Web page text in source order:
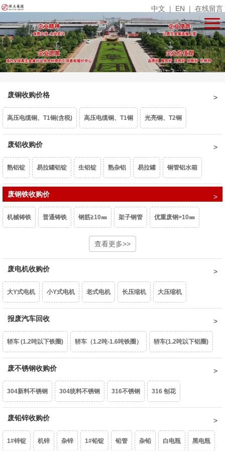
中文 | EN | 在线留言
废铜收购价格
高压电缆铜、T1铜(含税) 高压电缆铜、T1铜 光亮铜、T2铜
单线光亮铜
废紫杂铜、热水器（乘品位） 锡青铜95、663（乘品位） 机铜
黄杂铜 铁黄铜
废铝收购价
熟铝锭 易拉罐铝锭 生铝锭 熟杂铝 易拉罐 铜管铝水箱
1系白料 6063白料
6082白料 2系白料 3系白料 5052白料 5083白料 7系白料
钢芯铝绞线
干净铝模板
破碎浮选熟铝水价 破碎熟铝水价
破碎生铝水价
废钢铁收购价
机械铸铁 普通铸铁 钢筋≧10㎜ 架子钢管 优重废钢>10㎜
中型废钢4-6㎜ 小型废钢2-4㎜
油桶 镀锌铁片
边角冲片 矽钢片 花色铁罐 锰钢
查看更多>>
废电机收购价
大Y式电机 小Y式电机 老式电机 长压缩机 大压缩机
小压缩机 铝芯电机
家用铁壳水泵 家用铝壳水泵 鼓风机 家用电扇 家用台扇
SJ变压器 S9-50以下
废锡（63%） 机械镁
报废汽车回收
轿车 (1.2吨以下铁圈) 轿车（1.2吨-1.6吨铁圈） 轿车(1.2吨以下铝圈)
轿车（1.2吨-1.6吨铝圈）
面包车(铝圈) 皮卡车(铁圈) 皮卡车(铝圈) 柴油皮卡车（铁圈）
柴油皮卡车（铝圈）
货车(8吨以上)(集装箱、自卸车减50元/吨) 中巴、校巴 豪华大巴
废不锈钢收购价
304新料不锈钢 304统料不锈钢 316不锈钢 316 刨花
含镍20%不锈钢
废铅锌收购价
1#锌锭 机锌 杂锌 1#铅锭 铅管 杂铅 白电瓶 黑电瓶